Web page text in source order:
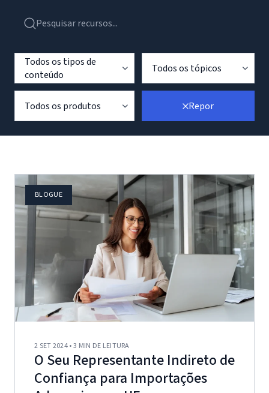
Todos os tipos de
conteúdo
Todos os tópicos
Todos os produtos Repor
BLOGUE
2 SET 2024 • 3 MIN DE LEITURA
O Seu Representante Indireto de
Confiança para Importações